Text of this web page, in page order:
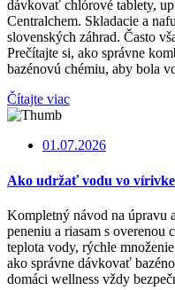
dávkovať chlórové tablety,
Centralchem. Skladacie a
slovenských záhrad. Často
Prečítajte si, ako správne
bazénovú chémiu, aby bola
Čítajte viac
01.07.2026
Ako udržať vodu vo
Kompletný návod na úpravu
peneniu a riasam s overenou
teplota vody, rýchle
ako správne dávkovať
domáci wellness vždy